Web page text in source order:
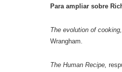
Para ampliar sobre
The evolution of cooking,
Wrangham.
The Human Recipe,